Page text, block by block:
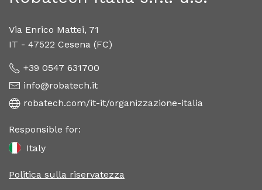
Via Enrico Mattei, 71
IT - 47522 Cesena (FC)
+39 0547 631700
info@robatech.it
robatech.com/it-it/organizzazione-italia
Responsible for:
Italy
Politica sulla riservatezza